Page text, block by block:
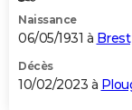
Naissance
06/05/1931 à Brest
Décès
10/02/2023 à